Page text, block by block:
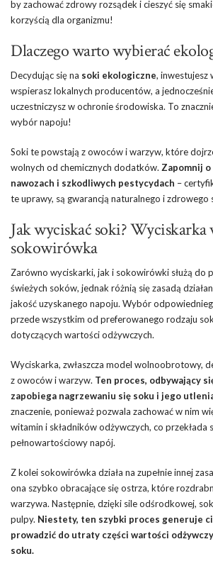
by zachować zdrowy rozsądek i cieszyć się
korzyścią dla organizmu!
Dlaczego warto wybierać
Decydując się na soki ekologiczne, inwestujesz
wspierasz lokalnych producentów, a
uczestniczysz w ochronie środowiska. To
wybór napoju!
Soki te powstają z owoców i warzyw, które
wolnych od chemicznych dodatków. Zapomnij
nawozach i szkodliwych pestycydach –
te uprawy, są gwarancją naturalnego i zdrowego
Jak wyciskać soki? Wyciskarka
sokowirówka
Zarówno wyciskarki, jak i sokowirówki służą do
świeżych soków, jednak różnią się zasadą
jakość uzyskanego napoju. Wybór
przede wszystkim od preferowanego rodzaju
dotyczących wartości odżywczych.
Wyciskarka, zwłaszcza model wolnoobrotowy,
z owoców i warzyw. Ten proces, odbywający
zapobiega nagrzewaniu się soku i jego
znaczenie, ponieważ pozwala zachować w nim
witamin i składników odżywczych, co przekłada
pełnowartościowy napój.
Z kolei sokowirówka działa na zupełnie innej
ona szybko obracające się ostrza, które
warzywa. Następnie, dzięki sile odśrodkowej,
pulpy. Niestety, ten szybki proces generuje
prowadzić do utraty części wartości
soku.